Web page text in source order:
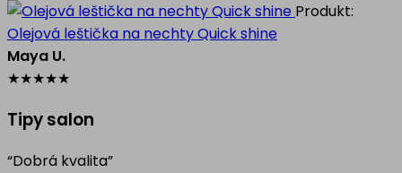
Produkt:
Olejová leštička na nechty Quick shine
Maya U.
★★★★★
Tipy salon
“Dobrá kvalita”